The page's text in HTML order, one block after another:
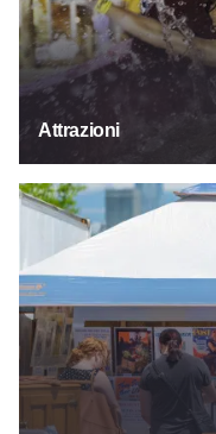
Attrazioni
Festival ed eventi